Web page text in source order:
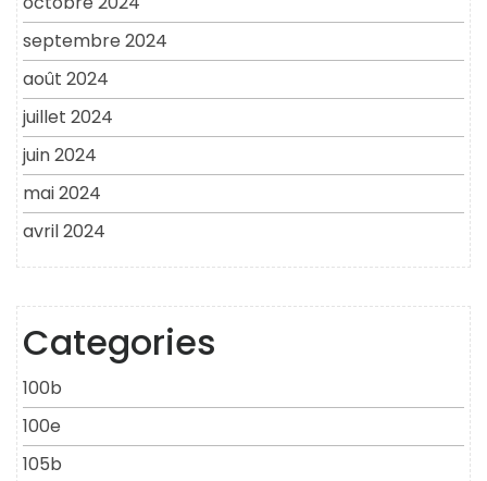
septembre 2024
août 2024
juillet 2024
juin 2024
mai 2024
avril 2024
Categories
100b
100e
105b